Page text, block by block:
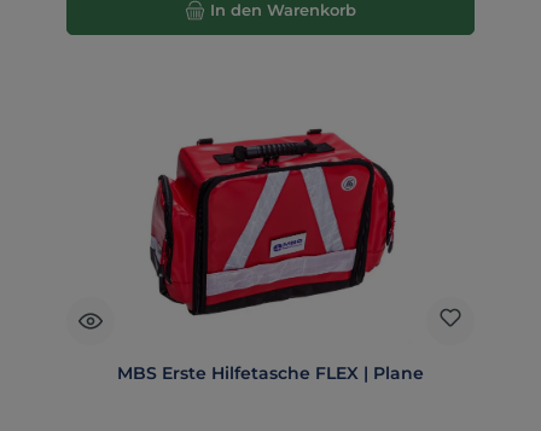
In den Warenkorb
MBS Erste Hilfetasche FLEX | Plane